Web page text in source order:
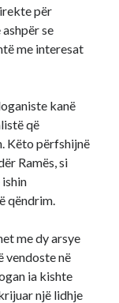
për
se
me interesat
kanë
që
Këto përfshijnë
Ramës, si
ishin
qëndrim.
me dy arsye
vendoste në
ia kishte
një lidhje